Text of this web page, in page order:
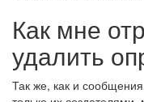
Как мне
удалить
Так же, как и